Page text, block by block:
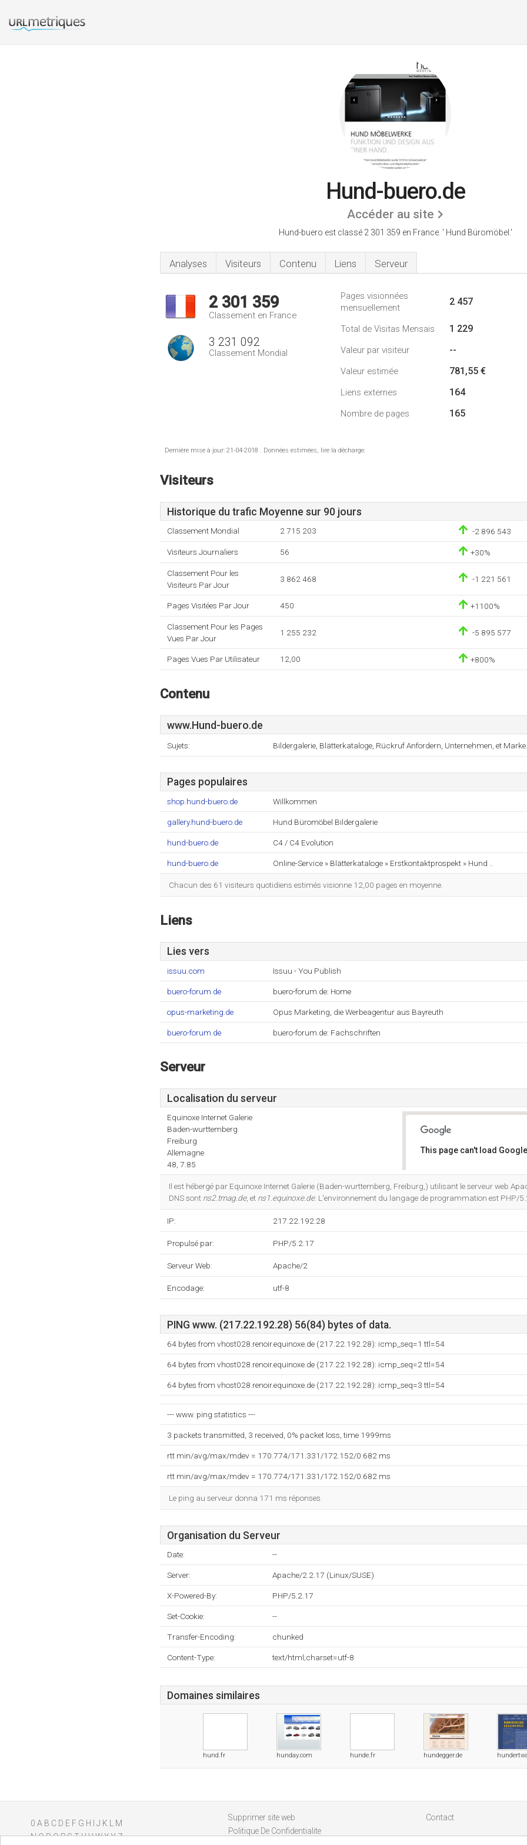
Hund-buero.de
Accéder au site
Hund-buero est classé 2 301 359 en France. ' Hund Büromöbel.'
Analyses Visiteurs Contenu Liens Serveur
2 301 359
Classement en France
3 231 092
Classement Mondial
Pages visionnées
mensuellement
2 457
Total de Visitas Mensais 1 229
Valeur par visiteur --
Valeur estimée 781,55 €
Liens externes 164
Nombre de pages 165
Dernière mise à jour: 21-04-2018 . Données estimées, lire la décharge.
Visiteurs
Historique du trafic Moyenne sur 90 jours
Classement Mondial 2 715 203 -2 896 543
Visiteurs Journaliers 56 +30%
Classement Pour les
Visiteurs Par Jour
3 862 468 -1 221 561
Pages Visitées Par Jour 450 +1100%
Classement Pour les Pages
Vues Par Jour
1 255 232 -5 895 577
Pages Vues Par Utilisateur 12,00 +800%
Contenu
www.Hund-buero.de
Sujets: Bildergalerie, Blätterkataloge, Rückruf Anfordern, Unternehmen, et Marke.
Pages populaires
shop.hund-buero.de Willkommen
gallery.hund-buero.de Hund Büromöbel Bildergalerie
hund-buero.de C4 / C4 Evolution
hund-buero.de Online-Service » Blätterkataloge » Erstkontaktprospekt » Hund ..
Chacun des 61 visiteurs quotidiens estimés visionne 12,00 pages en moyenne.
Liens
Lies vers
issuu.com Issuu - You Publish
buero-forum.de buero-forum.de: Home
opus-marketing.de Opus Marketing, die Werbeagentur aus Bayreuth
buero-forum.de buero-forum.de: Fachschriften
Serveur
Localisation du serveur
Equinoxe Internet Galerie
Baden-wurttemberg
Freiburg
Allemagne
48, 7.85
This page can't load
Il est hébergé par Equinoxe Internet Galerie (Baden-wurttemberg, Freiburg,) utilisant le serveur web
DNS sont ns2.tmag.de, et ns1.equinoxe.de. L'environnement du langage de programmation est PHP/
IP: 217.22.192.28
Propulsé par: PHP/5.2.17
Serveur Web: Apache/2
Encodage: utf-8
PING www. (217.22.192.28) 56(84) bytes of data.
64 bytes from vhost028.renoir.equinoxe.de (217.22.192.28): icmp_seq=1 ttl=54
64 bytes from vhost028.renoir.equinoxe.de (217.22.192.28): icmp_seq=2 ttl=54
64 bytes from vhost028.renoir.equinoxe.de (217.22.192.28): icmp_seq=3 ttl=54
--- www. ping statistics ---
3 packets transmitted, 3 received, 0% packet loss, time 1999ms
rtt min/avg/max/mdev = 170.774/171.331/172.152/0.682 ms
rtt min/avg/max/mdev = 170.774/171.331/172.152/0.682 ms
Le ping au serveur donna 171 ms réponses.
Organisation du Serveur
Date: --
Server: Apache/2.2.17 (Linux/SUSE)
X-Powered-By: PHP/5.2.17
Set-Cookie: --
Transfer-Encoding: chunked
Content-Type: text/html;charset=utf-8
Domaines similaires
hund.fr hunday.com hunde.fr hundegger.de
0 A B C D E F G H J K
M
NOPQRSTUVWXYZ
Supprimer site web
Politique De Confidentialite
Contact